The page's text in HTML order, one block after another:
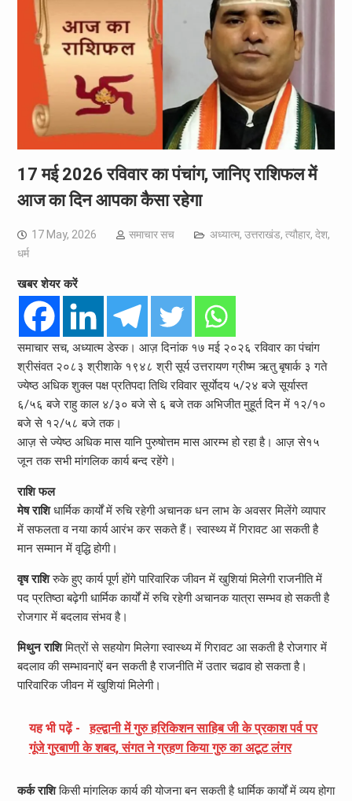
17 मई 2026 रविवार का पंचांग, जानिए राशिफल में
आज का दिन आपका कैसा रहेगा
17 May, 2026 समाचार सच अध्यात्म, उत्तराखंड, त्यौहार, देश,
धर्म
खबर शेयर करें
समाचार सच, अध्यात्म डेस्क। आज़ दिनांक १७ मई २०२६ रविवार का पंचांग
श्रीसंवत २०८३ श्रीशाके १९४८ श्री सूर्य उत्तरायण ग्रीष्म ऋतु बृषार्क ३ गते
ज्येष्ठ अधिक शुक्ल पक्ष प्रतिपदा तिथि रविवार सूर्याेदय ५/२४ बजे सूर्यास्त
६/५६ बजे राहु काल ४/३० बजे से ६ बजे तक अभिजीत मुहूर्त दिन में १२/१०
बजे से १२/५८ बजे तक।
आज़ से ज्येष्ठ अधिक मास यानि पुरुषोत्तम मास आरम्भ हो रहा है। आज़ से१५
जून तक सभी मांगलिक कार्य बन्द रहेंगे।
राशि फल
मेष राशिधार्मिक कार्यों में रुचि रहेगी अचानक धन लाभ के अवसर मिलेंगे व्यापार
में सफलता व नया कार्य आरंभ कर सकते हैं। स्वास्थ्य में गिरावट आ सकती है
मान सम्मान में वृद्धि होगी।
वृष राशिरुके हुए कार्य पूर्ण होंगे पारिवारिक जीवन में खुशियां मिलेगी राजनीति में
पद प्रतिष्ठा बढ़ेगी धार्मिक कार्यों में रुचि रहेगी अचानक यात्रा सम्भव हो सकती है
रोजगार में बदलाव संभव है।
मिथुन राशिमित्रों से सहयोग मिलेगा स्वास्थ्य में गिरावट आ सकती है रोजगार में
बदलाव की सम्भावनाऐं बन सकती है राजनीति में उतार चढाव हो सकता है।
पारिवारिक जीवन में खुशियां मिलेगी।
यह भी पढ़ें -
हल्द्वानी में गुरु हरिकिशन साहिब जी के प्रकाश पर्व पर
गूंजे गुरबाणी के शबद, संगत ने ग्रहण किया गुरु का अटूट लंगर
कर्क राशिकिसी मांगलिक कार्य की योजना बन सकती है धार्मिक कार्यों में व्यय होगा